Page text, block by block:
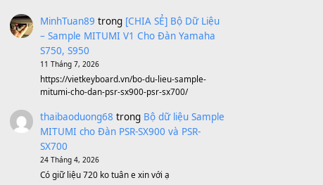
Avenged Sevenfold - Buried Alive (8.109)
Sản phẩm dành cho bạn
BEND 4 CHIỀU MTP-5F MEGABEND
Bánh xe Pa600 Pa900
500,000